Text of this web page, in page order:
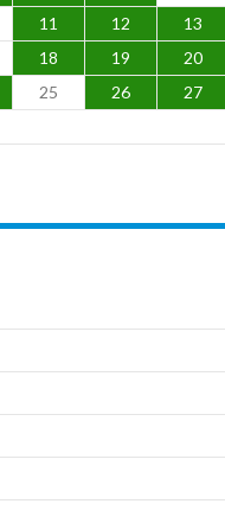
11 12 13
18 19 20
25 26 27